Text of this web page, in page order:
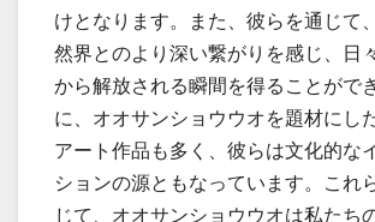
けとなります。また、彼らを通じて
然界とのより深い繋がりを感じ、日
から解放される瞬間を得ることがで
に、オオサンショウウオを題材にし
アート作品も多く、彼らは文化的な
ションの源ともなっています。これ
じて、オオサンショウウオは私たち